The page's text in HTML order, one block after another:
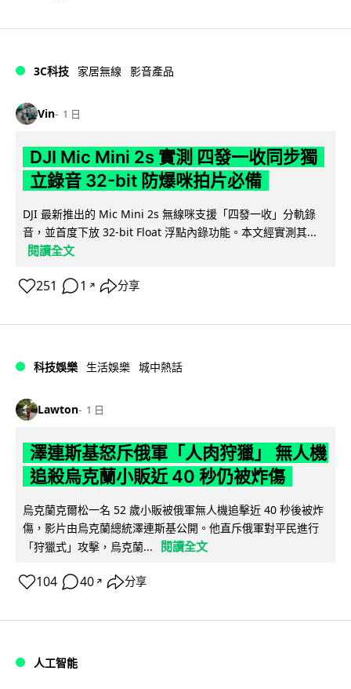
3C科技 家居無線 影音產品
Vin 1 日
DJI Mic Mini 2s 實測 四發一收同步獨
立錄音 32-bit 防爆咪拍片必備
DJI 最新推出的 Mic Mini 2s 無線咪支援「四發一收」分軌錄
音，並首度下放 32-bit Float 浮點內錄功能。本文經實測其...
閱讀全文
251 1 ↗ 分享
科技娛樂 生活娛樂 城中熱話
Lawton 1 日
澤連斯基怒斥俄軍「人肉狩獵」 無人機
追殺烏克蘭小販近 40 秒仍被炸傷
烏克蘭克爾松一名 52 歲小販被俄軍無人機追擊近 40 秒後被炸
傷，影片由烏克蘭總統澤連斯基公開。他直斥俄軍對平民進行
「狩獵式」攻擊，烏克蘭...
閱讀全文
104 40 ↗ 分享
人工智能